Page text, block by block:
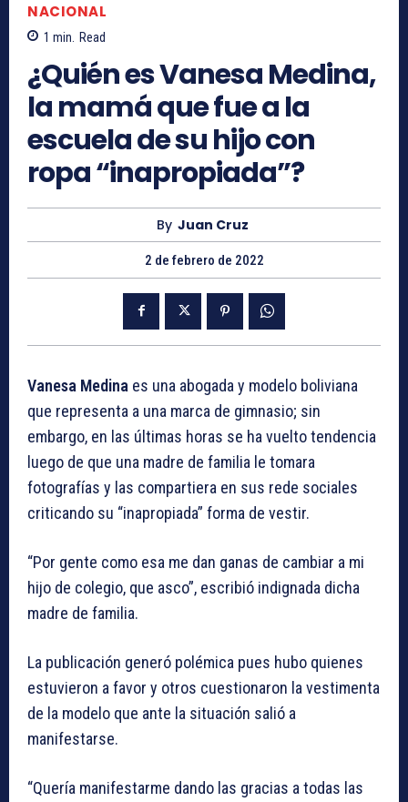
NACIONAL
1 min. Read
¿Quién es Vanesa Medina,
la mamá que fue a la
escuela de su hijo con
ropa “inapropiada”?
By Juan Cruz
2 de febrero de 2022
Vanesa Medina es una abogada y modelo boliviana
que representa a una marca de gimnasio; sin
embargo, en las últimas horas se ha vuelto tendencia
luego de que una madre de familia le tomara
fotografías y las compartiera en sus rede sociales
criticando su “inapropiada” forma de vestir.
“Por gente como esa me dan ganas de cambiar a mi
hijo de colegio, que asco”, escribió indignada dicha
madre de familia.
La publicación generó polémica pues hubo quienes
estuvieron a favor y otros cuestionaron la vestimenta
de la modelo que ante la situación salió a
manifestarse.
“Quería manifestarme dando las gracias a todas las